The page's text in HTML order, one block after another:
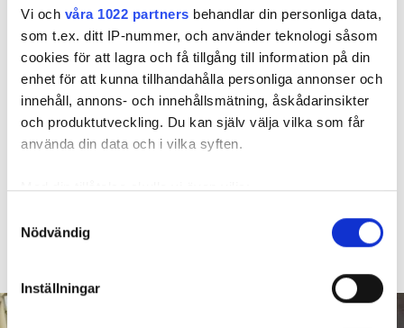
Vi och våra 1022 partners behandlar din personliga data,
som t.ex. ditt IP-nummer, och använder teknologi såsom
cookies för att lagra och få tillgång till information på din
enhet för att kunna tillhandahålla personliga annonser och
innehåll, annons- och innehållsmätning, åskådarinsikter
och produktutveckling. Du kan själv välja vilka som får
använda din data och i vilka syften.
Med din tillåtelse skulle vi även vilja:
som kan ha en noggrannhet på upp till flera meter
Ta reda på mer om hur dina personliga uppgifter
Nödvändig
Inställningar
Larmade inte om spricka i
duschen – vräks efter 30 år
duschen som medförde en omfattande vattenskada. Nu
måste han lämna lägenheten efter drygt 30 år men får